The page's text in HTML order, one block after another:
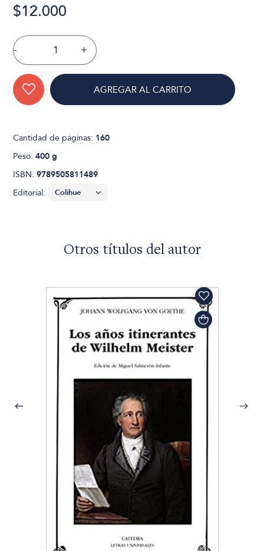
$12.000
- +
AGREGAR AL CARRITO
Cantidad de páginas: 160
Peso:400 g
ISBN:9789505811489
Editorial:
Otros títulos del autor